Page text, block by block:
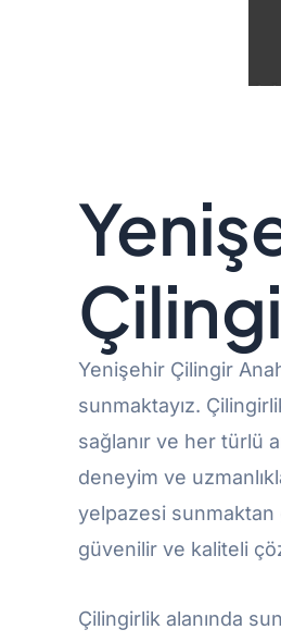
Yenişehir Çilingir
sunmaktayız.
sağlanır ve her türlü
deneyim ve
yelpazesi
güvenilir ve kaliteli
Çilingirlik alanında